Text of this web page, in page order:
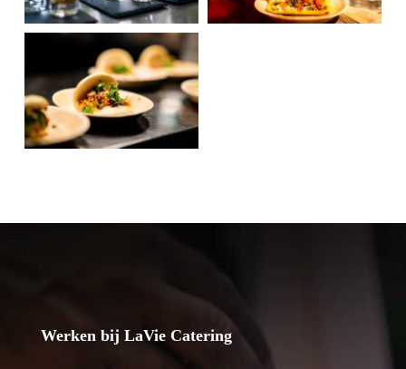
Werken bij LaVie Catering